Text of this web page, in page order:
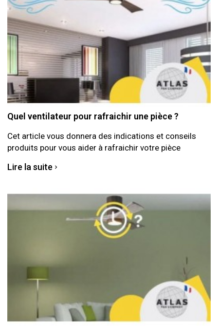
Quel ventilateur pour rafraichir une pièce ?
Cet article vous donnera des indications et conseils
produits pour vous aider à rafraichir votre pièce
Lire la suite